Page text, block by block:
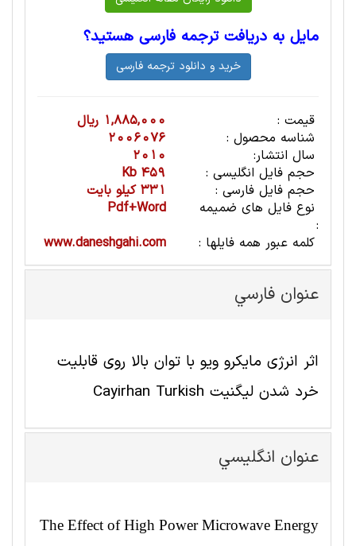
مایل به دریافت ترجمه فارسی هستید؟
قیمت :
1,885,000 ریال
شناسه محصول :
2006076
سال انتشار:
2010
حجم فایل انگلیسی :
459 Kb
حجم فایل فارسی :
331 کیلو بایت
نوع فایل های ضمیمه
:
Pdf+Word
کلمه عبور همه فایلها :
www.daneshgahi.com
عنوان فارسي
اثر انرژی مایکرو ویو با توان بالا روی قابلیت
خرد شدن لیگنیت Cayirhan Turkish
عنوان انگليسي
The Effect of High Power Microwave Energy